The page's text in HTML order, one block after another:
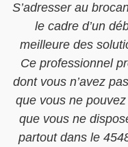
S’adresser au
le cadre d’un
meilleure des
Ce professionnel
dont vous n’avez
que vous ne
que vous ne
partout dans le